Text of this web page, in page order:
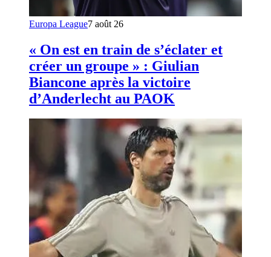
Europa League7 août 26
« On est en train de s’éclater et
créer un groupe » : Giulian
Biancone après la victoire
d’Anderlecht au PAOK